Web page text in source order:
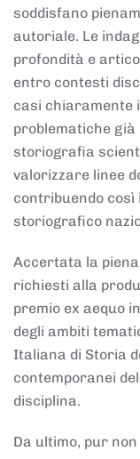
soddisfano
autoriale. Le
profondità e
entro contesti
casi chiaramente
problematiche già
storiografia
valorizzare linee
contribuendo
storiografico
Accertata la
richiesti alla
premio ex aequo
degli ambiti
Italiana di Storia
contemporanei
disciplina.
Da ultimo, pur